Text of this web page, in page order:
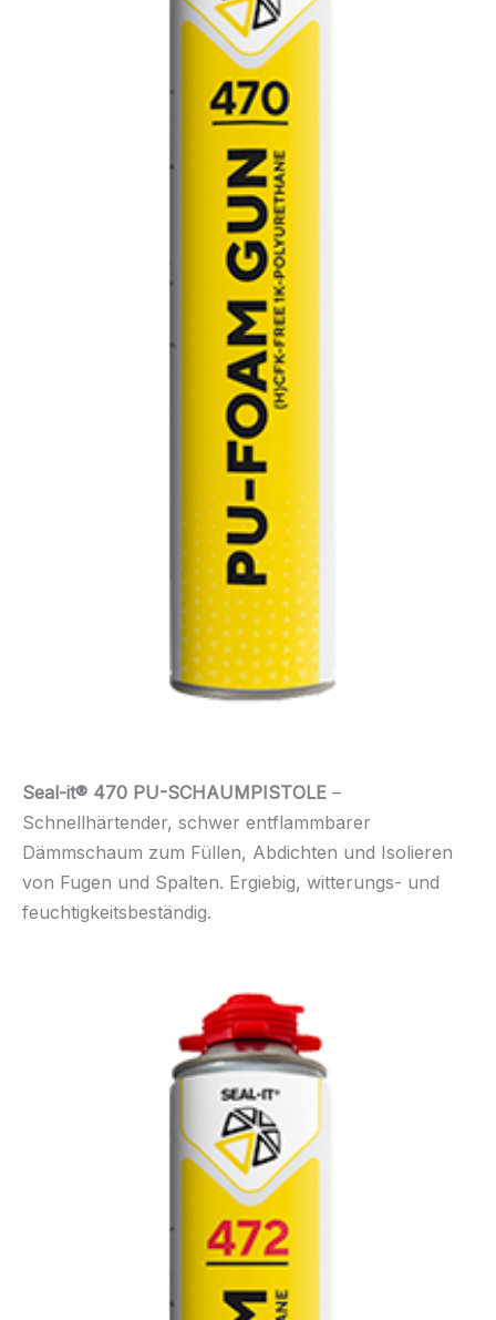
Seal-it® 470 PU-SCHAUMPISTOLE –
Schnellhärtender, schwer entflammbarer
Dämmschaum zum Füllen, Abdichten und Isolieren
von Fugen und Spalten. Ergiebig, witterungs- und
feuchtigkeitsbeständig.